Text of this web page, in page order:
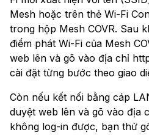
Mesh hoặc trên thẻ Wi-Fi
trong hộp Mesh COVR. Sau
điểm phát Wi-Fi của Mesh
web lên và gõ vào địa chỉ
cài đặt từng bước theo giao
Còn nếu kết nối bằng cáp
duyệt web lên và gõ vào địa
không log-in được, bạn thử